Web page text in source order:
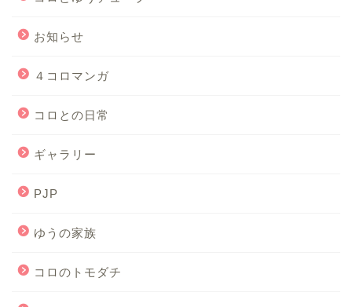
お知らせ
４コロマンガ
コロとの日常
ギャラリー
PJP
ゆうの家族
コロのトモダチ